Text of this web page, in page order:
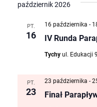
październik 2026
PT.
16 IV Runda
16 października -
Tychy ul. Edukacji
PT.
23 Finał
23 października -